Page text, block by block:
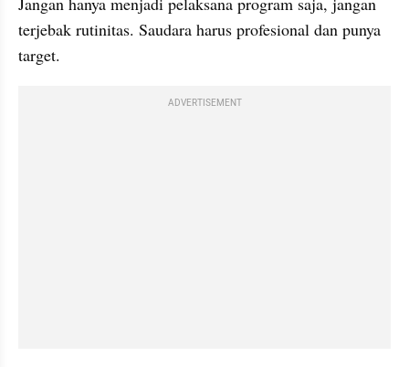
terjebak rutinitas. Saudara harus profesional dan punya
target.
ADVERTISEMENT